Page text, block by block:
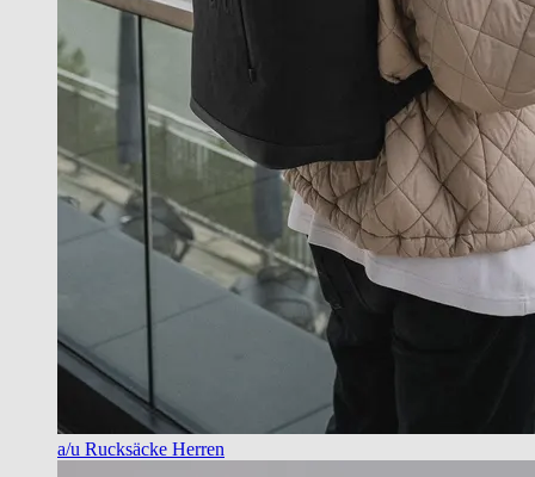
a/u Rucksäcke Herren